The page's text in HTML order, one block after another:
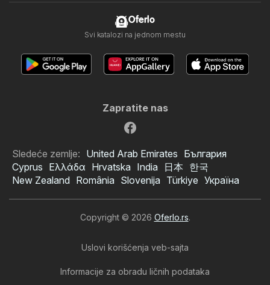
Oferlo
Svi katalozi na jednom mestu
Zapratite nas
Sledeće zemlje: United Arab Emirates България
Cyprus Ελλάδα Hrvatska India 日本 한국
New Zealand România Slovenija Türkiye Україна
Copyright © 2026 Oferlo.rs.
Uslovi korišćenja veb-sajta
Informacije za obradu ličnih podataka